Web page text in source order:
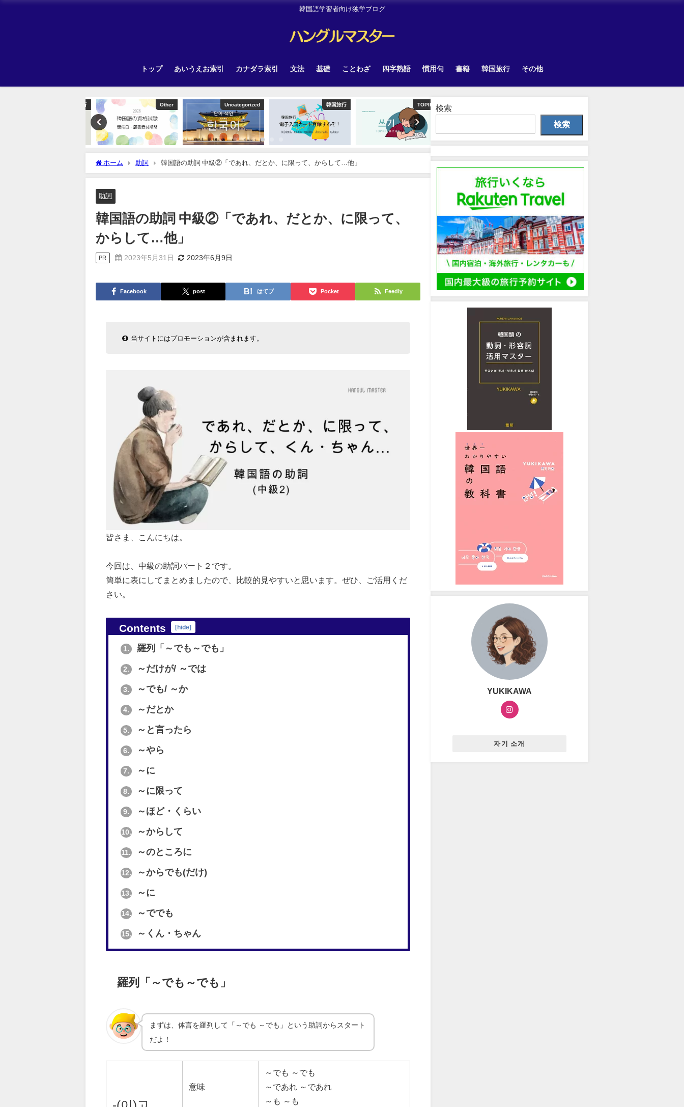
韓国語学習者向け独学ブログ
トップ あいうえお索引 カナダラ索引 文法 基礎 ことわざ 四字熟語 慣用句 書籍 韓国旅行 その他
Other Uncategorized 韓国旅行 TOPIK
ホーム 助詞 韓国語の助詞 中級②「であれ、だとか、に限って、からして…他」
助詞
韓国語の助詞 中級②「であれ、だとか、に限って、
からして…他」
PR 2023年5月31日 2023年6月9日
Facebook post はてブ Pocket Feedly
当サイトにはプロモーションが含まれます。
皆さま、こんにちは。
今回は、中級の助詞パート２です。
簡単に表にしてまとめましたので、比較的見やすいと思います。ぜひ、ご活用くだ
さい。
Contents [hide]
1. 羅列「～でも～でも」
2. ～だけが/ ～では
3. ～でも/ ～か
4. ～だとか
5. ～と言ったら
6. ～やら
7. ～に
8. ～に限って
9. ～ほど・くらい
10. ～からして
11. ～のところに
12. ～からでも(だけ)
13. ～に
14. ～ででも
15. ～くん・ちゃん
羅列「～でも～でも」
まずは、体言を羅列して「～でも ～でも」という助詞からスタート
だよ！
意味
～でも ～でも
～であれ ～であれ
～も ～も
検索
検索
YUKIKAWA
자기 소개